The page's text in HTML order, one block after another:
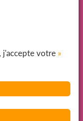
j'accepte votre »